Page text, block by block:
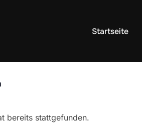
Startseite
bereits stattgefunden.